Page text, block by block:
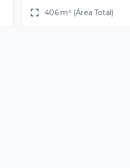
406 m² (Área Total)